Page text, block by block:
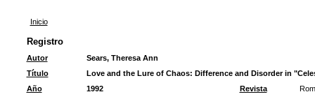
Inicio
Registro
Autor
Sears, Theresa Ann
Título
Love and the Lure of Chaos: Difference and Disorder in
Año
1992 Revista